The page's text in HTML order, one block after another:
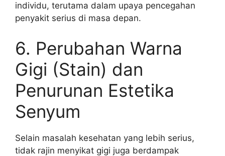
individu, terutama dalam upaya pencegahan
penyakit serius di masa depan.
6. Perubahan Warna
Gigi (Stain) dan
Penurunan Estetika
Senyum
Selain masalah kesehatan yang lebih serius,
tidak rajin menyikat gigi juga berdampak